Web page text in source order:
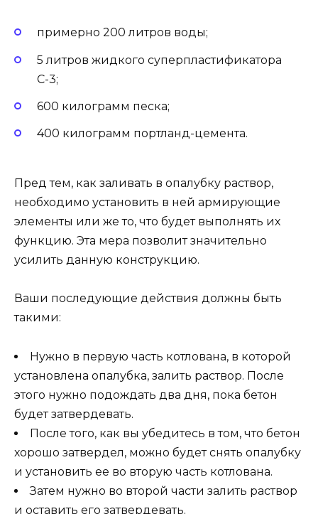
примерно 200 литров воды;
5 литров жидкого суперпластификатора
С-3;
600 килограмм песка;
400 килограмм портланд-цемента.
Пред тем, как заливать в опалубку раствор,
необходимо установить в ней армирующие
элементы или же то, что будет выполнять их
функцию. Эта мера позволит значительно
усилить данную конструкцию.
Ваши последующие действия должны быть
такими:
Нужно в первую часть котлована, в которой
установлена опалубка, залить раствор. После
этого нужно подождать два дня, пока бетон
будет затвердевать.
После того, как вы убедитесь в том, что бетон
хорошо затвердел, можно будет снять опалубку
и установить ее во вторую часть котлована.
Затем нужно во второй части залить раствор
и оставить его затвердевать.